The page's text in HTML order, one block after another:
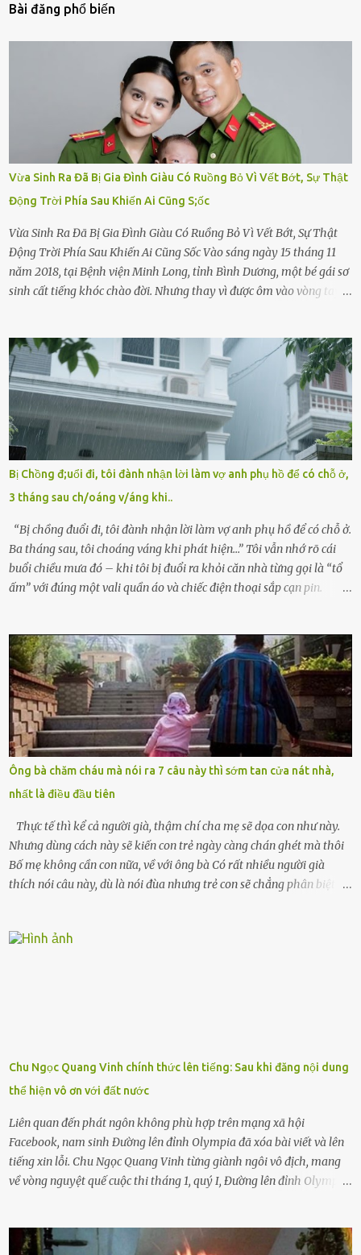
Bài đăng phổ biến
Vừa Sinh Ra Đã Bị Gia Đình Giàu Có Ruồng Bỏ Vì Vết Bớt, Sự Thật
Động Trời Phía Sau Khiến Ai Cũng S;ốc
Vừa Sinh Ra Đã Bị Gia Đình Giàu Có Ruồng Bỏ Vì Vết Bớt, Sự Thật
Động Trời Phía Sau Khiến Ai Cũng Sốc Vào sáng ngày 15 tháng 11
năm 2018, tại Bệnh viện Minh Long, tỉnh Bình Dương, một bé gái sơ
sinh cất tiếng khóc chào đời. Nhưng thay vì được ôm vào vòng tay
hảo, địa vị cao sang của ông Trần Quốc Tùng xem như điềm gở. Ông
Tùng, một doanh nhân quyền lực có tiếng ở Bình Dương, cùng vợ là
bà Đỗ Thị Nga, lập tức ra quyết định nhẫn tâm: bỏ lại đứa trẻ. Họ
viện cớ “không đủ khả năng nuôi dưỡng” và ký vào giấy từ chối
quyền giám hộ, yêu cầu bệnh viện xử lý bé như một trường hợp bị
bỏ rơi. Trong khi ấy, con gái ruột của họ – Trần Lệ Mi – vẫn đang
mê man sau sinh, hoàn toàn không hay biết chuyện gì xảy ra.
Thiếu úy Nguyễn Thị Mai, một nữ cảnh sát công tác tại địa phương,
tình cờ chứng kiến giây phút bé bị đưa đi trong lặng lẽ. Nét mặt đỏ
hỏn, bàn tay bé xíu co quắp, ...
Bị Chồng đ;uổi đi, tôi đành nhận lời làm vợ anh phụ hồ để có chỗ ở,
3 tháng sau ch/oáng v/áng khi..
“Bị chồng đuổi đi, tôi đành nhận lời làm vợ anh phụ hồ để có chỗ ở.
Ba tháng sau, tôi choáng váng khi phát hiện…” Tôi vẫn nhớ rõ cái
buổi chiều mưa đó – khi tôi bị đuổi ra khỏi căn nhà từng gọi là “tổ
ấm” với đúng một vali quần áo và chiếc điện thoại sắp cạn pin.
cưới cô để có con. Không phải để nuôi một cái thân bất tài chỉ biết
khóc lóc,” anh ta gằn giọng, đẩy mạnh cánh cửa trước mặt tôi.
Tiếng cánh cửa đóng lại, vang lên như một bản án lạnh lùng. Tôi
đứng chết lặng giữa cơn mưa, không biết đi đâu, về đâu. Bố mẹ tôi
mất sớm. Tôi chẳng có anh chị em. Họ hàng cũng thưa thớt, chẳng
ai thân thiết đến mức có thể mở lòng cho tôi tá túc. Bạn bè? Ai cũng
bận rộn với gia đình riêng của họ. Tôi đã từng đặt cược cả thanh
xuân vào người chồng ấy – và giờ, tôi chỉ còn lại chính mình. Tôi lên
chiếc xe buýt cuối ngày, trốn chạy khỏi thành phố và nỗi đau. Tôi v...
Ông bà chăm cháu mà nói ra 7 câu này thì sớm tan cửa nát nhà,
nhất là điều đầu tiên
Thực tế thì kể cả người già, thậm chí cha mẹ sẽ dọa con như này.
Nhưng dùng cách này sẽ kiến con trẻ ngày càng chán ghét mà thôi
Bố mẹ không cần con nữa, về với ông bà Có rất nhiều người già
thích nói câu này, dù là nói đùa nhưng trẻ con sẽ chẳng phân biệt
khuyên nhủ con thật cẩn thận. Nếu cháu không nghe lời, cảnh sát
có biết gì đâu Nhiều người cứ coi trẻ còn nhỏ nên dù có phạm sai
lầm, thì họ cũng không trách mắng. Nhưng nếu người lớn tuổi
không dạy con cẩn...
Chu Ngọc Quang Vinh chính thức lên tiếng: Sau khi đăng nội dung
thể hiện vô ơn với đất nước
Liên quan đến phát ngôn không phù hợp trên mạng xã hội
Facebook, nam sinh Đường lên đỉnh Olympia đã xóa bài viết và lên
tiếng xin lỗi. Chu Ngọc Quang Vinh từng giành ngôi vô địch, mang
về vòng nguyệt quế cuộc thi tháng 1, quý I, Đường lên đỉnh Olympia.
chưa phù hợp, gây xôn xao, bức xúc trong dư luận. Ngay sau đó,